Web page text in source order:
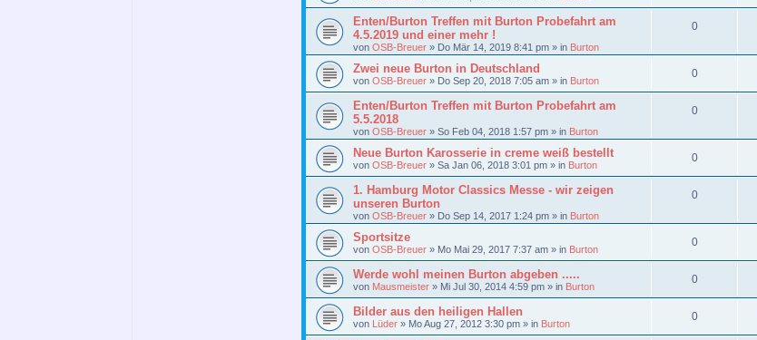
Enten/Burton Treffen mit Burton Probefahrt am
4.5.2019 und einer mehr !
von OSB-Breuer » Do Mär 14, 2019 8:41 pm » in Burton
0
Zwei neue Burton in Deutschland
von OSB-Breuer » Do Sep 20, 2018 7:05 am » in Burton
0
Enten/Burton Treffen mit Burton Probefahrt am
5.5.2018
von OSB-Breuer » So Feb 04, 2018 1:57 pm » in Burton
0
Neue Burton Karosserie in creme weiß bestellt
von OSB-Breuer » Sa Jan 06, 2018 3:01 pm » in Burton
0
1. Hamburg Motor Classics Messe - wir zeigen
unseren Burton
von OSB-Breuer » Do Sep 14, 2017 1:24 pm » in Burton
0
Sportsitze
von OSB-Breuer » Mo Mai 29, 2017 7:37 am » in Burton
0
Werde wohl meinen Burton abgeben .....
von Mausmeister » Mi Jul 30, 2014 4:59 pm » in Burton
0
Bilder aus den heiligen Hallen
von Lüder » Mo Aug 27, 2012 3:30 pm » in Burton
0